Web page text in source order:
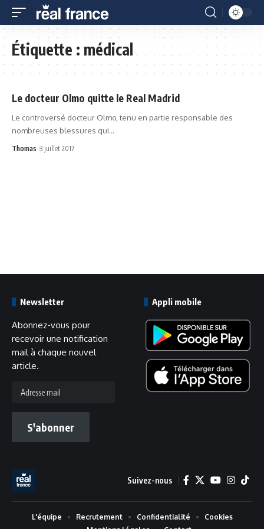
Étiquette :médical
Le docteur Olmo quitte le Real Madrid
Le controversé docteur Olmo, tenu en partie responsable des
nombreuses blessures qui…
Thomas 3 juillet 2017
Newsletter
Abonnez-vous pour
recevoir une notification
mail à chaque nouvel
article.
mail
S'abonner
Appli mobile
Suivez-nous
L'équipe Recrutement Confidentialité
Cookies